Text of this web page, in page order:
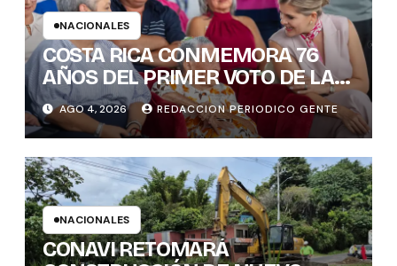
NACIONALES
COSTA RICA CONMEMORA 76
AÑOS DEL PRIMER VOTO DE LAS
MUJERES , INAMU BRINDA
HOMENAJE A UNA DE LAS
PRIMERAS MUJERES VOTANTES
DE COSTARICA
AGO 4, 2026 REDACCION PERIODICO GENTE
NACIONALES
CONAVI RETOMARÁ